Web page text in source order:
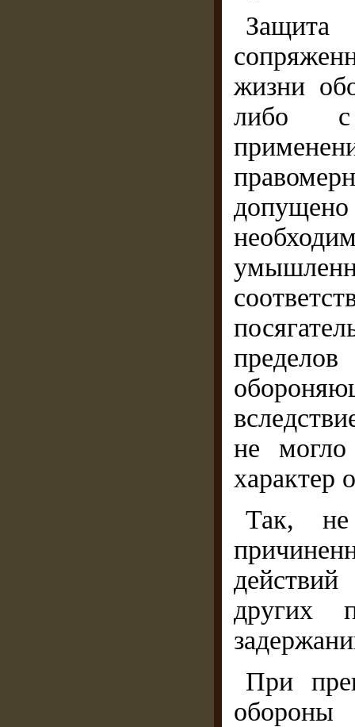
жизни
либо с
не могло
характер
Так, не
других
При